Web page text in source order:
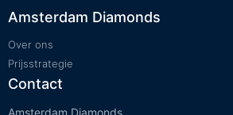
Amsterdam Diamonds
Over ons
Prijsstrategie
Contact